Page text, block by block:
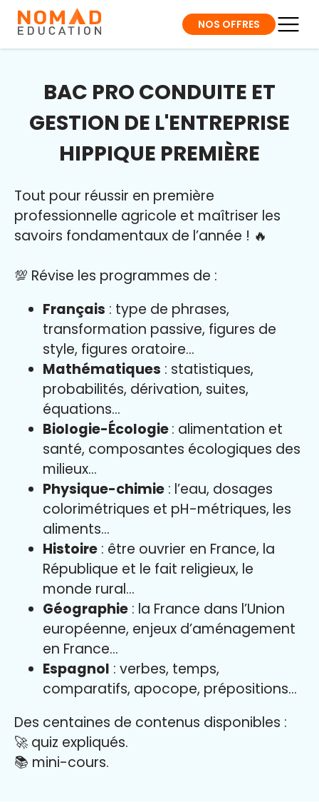
NOS OFFRES
BAC PRO CONDUITE ET
GESTION DE L'ENTREPRISE
HIPPIQUE PREMIÈRE
Tout pour réussir en première
professionnelle agricole et maîtriser les
savoirs fondamentaux de l’année ! 🔥
💯 Révise les programmes de :
Français : type de phrases,
transformation passive, figures de
style, figures oratoire…
Mathématiques : statistiques,
probabilités, dérivation, suites,
équations…
Biologie-Écologie: alimentation et
santé, composantes écologiques des
milieux…
Physique-chimie : l’eau, dosages
colorimétriques et pH-métriques, les
aliments…
Histoire : être ouvrier en France, la
République et le fait religieux, le
monde rural…
Géographie : la France dans l’Union
européenne, enjeux d’aménagement
en France…
Espagnol : verbes, temps,
comparatifs, apocope, prépositions…
Des centaines de contenus disponibles :
🚀 quiz expliqués.
📚 mini-cours.